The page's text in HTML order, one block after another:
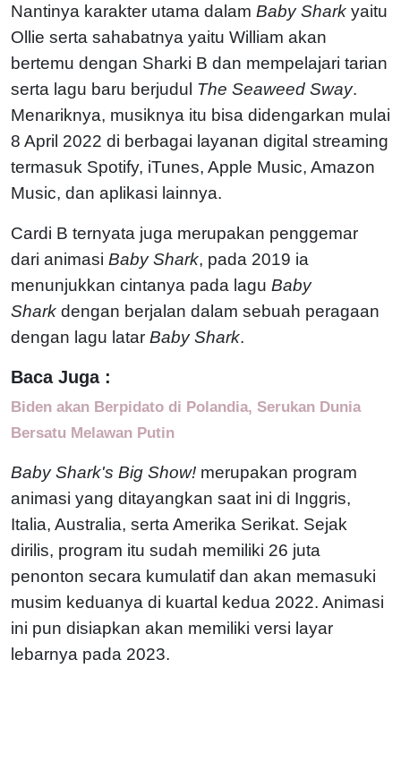
Nantinya karakter utama dalam Baby Shark yaitu
Ollie serta sahabatnya yaitu William akan
bertemu dengan Sharki B dan mempelajari tarian
serta lagu baru berjudul The Seaweed Sway.
Menariknya, musiknya itu bisa didengarkan mulai
8 April 2022 di berbagai layanan digital streaming
termasuk Spotify, iTunes, Apple Music, Amazon
Music, dan aplikasi lainnya.
Cardi B ternyata juga merupakan penggemar
dari animasi Baby Shark, pada 2019 ia
menunjukkan cintanya pada lagu Baby
Shark dengan berjalan dalam sebuah peragaan
dengan lagu latar Baby Shark.
Baca Juga :
Biden akan Berpidato di Polandia, Serukan Dunia
Bersatu Melawan Putin
Baby Shark's Big Show! merupakan program
animasi yang ditayangkan saat ini di Inggris,
Italia, Australia, serta Amerika Serikat. Sejak
dirilis, program itu sudah memiliki 26 juta
penonton secara kumulatif dan akan memasuki
musim keduanya di kuartal kedua 2022. Animasi
ini pun disiapkan akan memiliki versi layar
lebarnya pada 2023.